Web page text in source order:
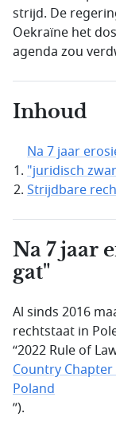
strijd. De
Oekraïne het
agenda zou
Inhoud
Na 7 jaar
"juridisch
Strijdbare
Na 7 jaar
gat"
Al sinds 2016
rechtstaat in
“2022 Rule of
Country
Poland
”).